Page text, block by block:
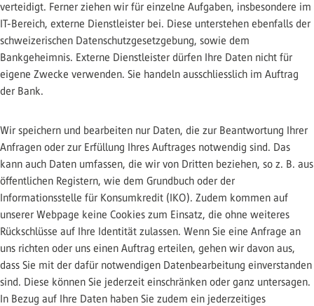
verteidigt. Ferner ziehen wir für einzelne Aufgaben, insbesondere im
IT-Bereich, externe Dienstleister bei. Diese unterstehen ebenfalls der
schweizerischen Datenschutzgesetzgebung, sowie dem
Bankgeheimnis. Externe Dienstleister dürfen Ihre Daten nicht für
eigene Zwecke verwenden. Sie handeln ausschliesslich im Auftrag
der Bank.
Wir speichern und bearbeiten nur Daten, die zur Beantwortung Ihrer
Anfragen oder zur Erfüllung Ihres Auftrages notwendig sind. Das
kann auch Daten umfassen, die wir von Dritten beziehen, so z. B. aus
öffentlichen Registern, wie dem Grundbuch oder der
Informationsstelle für Konsumkredit (IKO). Zudem kommen auf
unserer Webpage keine Cookies zum Einsatz, die ohne weiteres
Rückschlüsse auf Ihre Identität zulassen. Wenn Sie eine Anfrage an
uns richten oder uns einen Auftrag erteilen, gehen wir davon aus,
dass Sie mit der dafür notwendigen Datenbearbeitung einverstanden
sind. Diese können Sie jederzeit einschränken oder ganz untersagen.
In Bezug auf Ihre Daten haben Sie zudem ein jederzeitiges